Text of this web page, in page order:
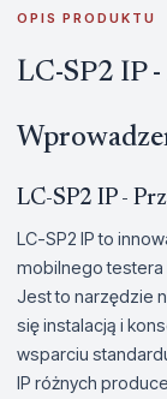
OPIS PRODUKTU
LC-SP2 IP
LC-SP2 IP -
LC-SP2 IP to
mobilnego testera
Jest to narzędzie
się instalacją i
wsparciu
IP różnych